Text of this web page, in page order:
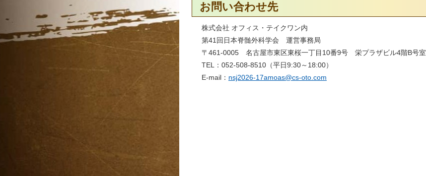
お問い合わせ先
株式会社 オフィス・テイクワン内
第41回日本脊髄外科学会 運営事務局
〒461-0005 名古屋市東区東桜一丁目10番9号 栄プラザビル4階B号室
TEL：052-508-8510（平日9:30～18:00）
E-mail： nsj2026-17amoas@cs-oto.com